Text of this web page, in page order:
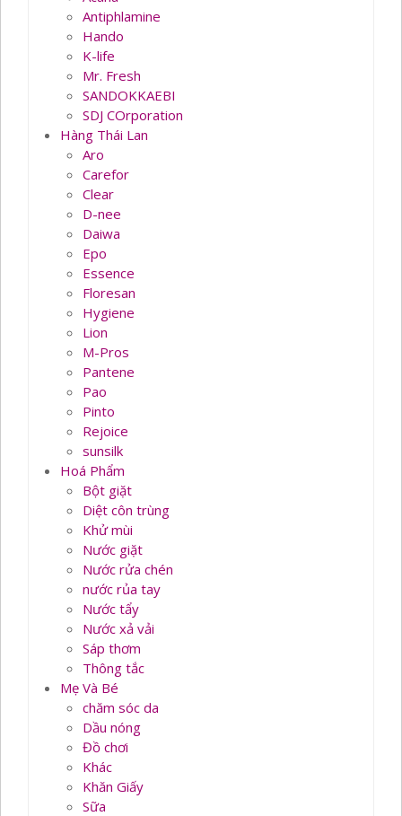
Antiphlamine
Hando
K-life
Mr. Fresh
SANDOKKAEBI
SDJ COrporation
Hàng Thái Lan
Aro
Carefor
Clear
D-nee
Daiwa
Epo
Essence
Floresan
Hygiene
Lion
M-Pros
Pantene
Pao
Pinto
Rejoice
sunsilk
Hoá Phẩm
Bột giặt
Diệt côn trùng
Khử mùi
Nước giặt
Nước rửa chén
nước rủa tay
Nước tẩy
Nước xả vải
Sáp thơm
Thông tắc
Mẹ Và Bé
chăm sóc da
Dầu nóng
Đồ chơi
Khác
Khăn Giấy
Sữa